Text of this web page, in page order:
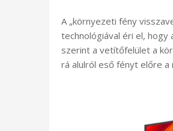
A „környezeti fény
technológiával éri el,
szerint a vetítőfelület a
rá alulról eső fényt előre a